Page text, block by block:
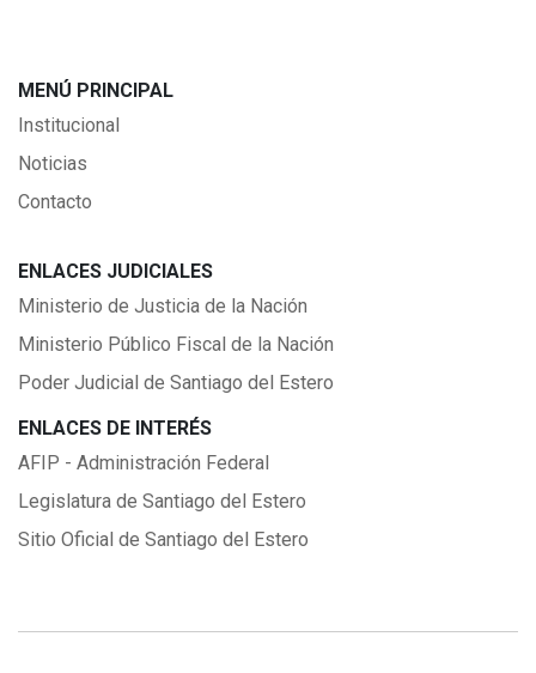
MENÚ PRINCIPAL
Institucional
Noticias
Contacto
ENLACES JUDICIALES
Ministerio de Justicia de la Nación
Ministerio Público Fiscal de la Nación
Poder Judicial de Santiago del Estero
ENLACES DE INTERÉS
AFIP - Administración Federal
Legislatura de Santiago del Estero
Sitio Oficial de Santiago del Estero